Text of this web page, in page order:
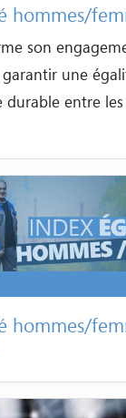
hommes/
son
une
durable entre
hommes/